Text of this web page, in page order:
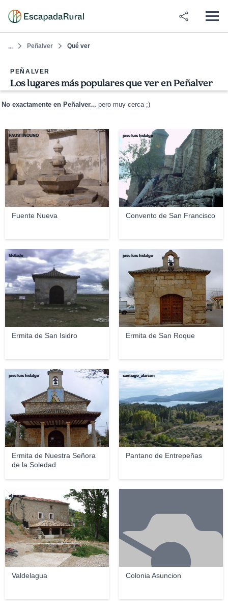
... Peñalver Qué ver
PEÑALVER
Los lugares más populares que ver en Peñalver
No exactamente en Peñalver... pero muy cerca ;)
Fuente Nueva
FAUSTINOUNO
Convento de San Francisco
jose luis hidalgo
Ermita de San Isidro
Mellado
Ermita de San Roque
jose luis hidalgo
Ermita de Nuestra Señora
de la Soledad
jose luis hidalgo
Pantano de Entrepeñas
santiago_alarcon
Valdelagua
el juanan
Colonia Asuncion